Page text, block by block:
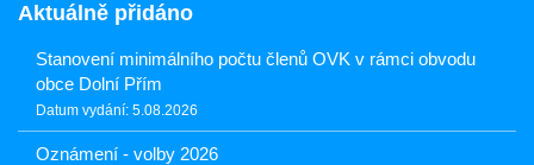
Aktuálně přidáno
Stanovení minimálního počtu členů OVK v rámci obvodu
obce Dolní Přím
Datum vydání: 5.08.2026
Oznámení - volby 2026